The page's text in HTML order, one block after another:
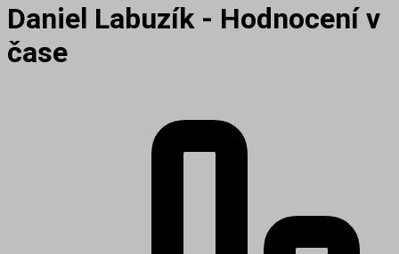
Daniel Labuzík - Hodnocení v
čase